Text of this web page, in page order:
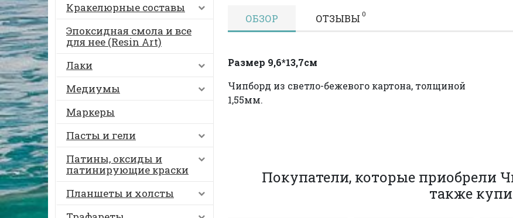
Кракелюрные составы
Эпоксидная смола и все
для нее (Resin Art)
Лаки
Медиумы
Маркеры
Пасты и гели
Патины, оксиды и
патинирующие краски
Планшеты и холсты
ОБЗОР ОТЗЫВЫ 0
Размер 9,6*13,7см
Чипборд из светло-бежевого картона, толщиной
1,55мм.
Покупатели, которые приобрели
также